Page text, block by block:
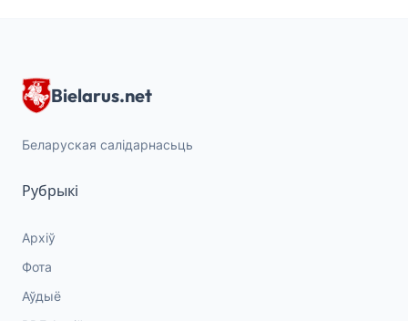
Bielarus.net
Беларуская салідарнасьць
Рубрыкі
Архіў
Фота
Аўдыё